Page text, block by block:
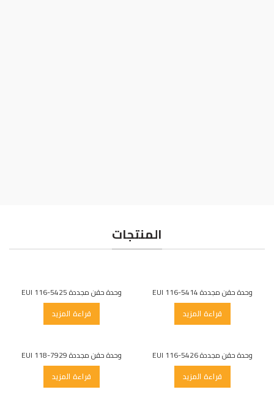
المنتجات
وحدة حقن مجددة EUI 116-5414
قراءة المزيد
وحدة حقن مجددة EUI 116-5425
قراءة المزيد
وحدة حقن مجددة EUI 116-5426
قراءة المزيد
وحدة حقن مجددة EUI 118-7929
قراءة المزيد